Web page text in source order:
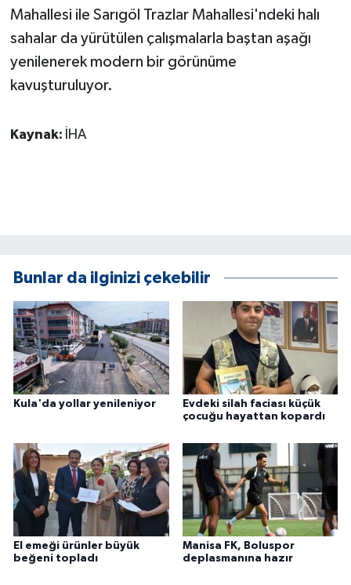
Mahallesi ile Sarıgöl Trazlar Mahallesi'ndeki halı
sahalar da yürütülen çalışmalarla baştan aşağı
yenilenerek modern bir görünüme
kavuşturuluyor.
Kaynak: İHA
Bunlar da ilginizi çekebilir
Kula'da yollar yenileniyor
Evdeki silah faciası küçük
çocuğu hayattan kopardı
El emeği ürünler büyük
beğeni topladı
Manisa FK, Boluspor
deplasmanına hazır